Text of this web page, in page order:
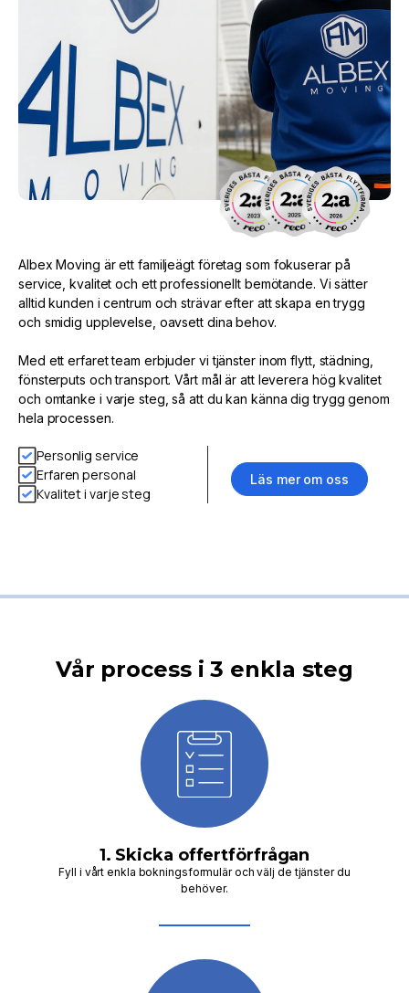
Albex Moving är ett familjeägt företag som fokuserar på
service, kvalitet och ett professionellt bemötande. Vi sätter
alltid kunden i centrum och strävar efter att skapa en trygg
och smidig upplevelse, oavsett dina behov.
Med ett erfaret team erbjuder vi tjänster inom flytt, städning,
fönsterputs och transport. Vårt mål är att leverera hög kvalitet
och omtanke i varje steg, så att du kan känna dig trygg genom
hela processen.
Personlig service
Erfaren personal
Kvalitet i varje steg
Läs mer om oss
Vår process i 3 enkla steg
1. Skicka offertförfrågan
Fyll i vårt enkla bokningsformulär och välj de tjänster du
behöver.